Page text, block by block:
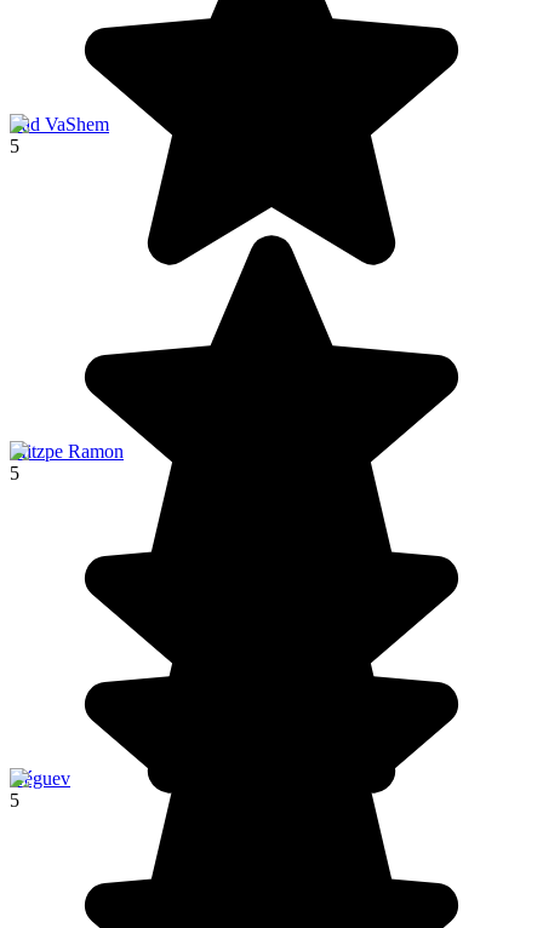
Yad VaShem
5
Mitzpe Ramon
5
Néguev
5